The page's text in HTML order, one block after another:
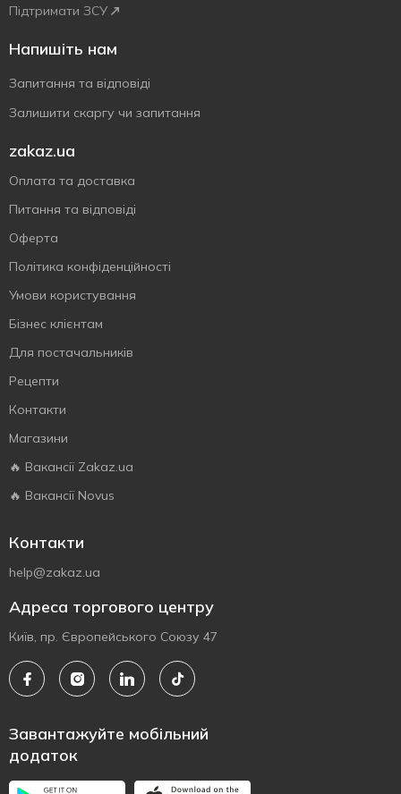
Підтримати ЗСУ
Напишіть нам
Запитання та відповіді
Залишити скаргу чи запитання
zakaz.ua
Оплата та доставка
Питання та відповіді
Оферта
Політика конфіденційності
Умови користування
Бізнес клієнтам
Для постачальників
Рецепти
Контакти
Магазини
🔥 Вакансії Zakaz.ua
🔥 Вакансії Novus
Контакти
help@zakaz.ua
Адреса торгового центру
Київ, пр. Європейського Союзу 47
Завантажуйте мобільний
додаток